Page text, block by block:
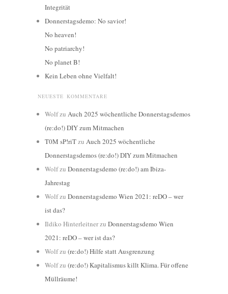
Integrität
Donnerstagsdemo: No savior!
No heaven!
No patriarchy!
No planet B!
Kein Leben ohne Vielfalt!
NEUESTE KOMMENTARE
Wolfzu Auch 2025 wöchentliche Donnerstagsdemos
(re:do!) DIY zum Mitmachen
T0M sP!riTzu Auch 2025 wöchentliche
Donnerstagsdemos (re:do!) DIY zum Mitmachen
Wolfzu Donnerstagsdemo (re:do!) am Ibiza-
Jahrestag
Wolfzu Donnerstagsdemo Wien 2021: reDO – wer
ist das?
Ildiko Hinterleitnerzu Donnerstagsdemo Wien
2021: reDO – wer ist das?
Wolfzu (re:do!) Hilfe statt Ausgrenzung
Wolfzu (re:do!) Kapitalismus killt Klima. Für offene
Müllräume!